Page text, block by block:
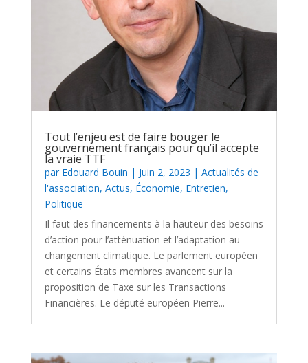
Tout l’enjeu est de faire bouger le
gouvernement français pour qu’il accepte
la vraie TTF
par Edouard Bouin | Juin 2, 2023 | Actualités de
l'association, Actus, Économie, Entretien,
Politique
Il faut des financements à la hauteur des besoins
d’action pour l’atténuation et l’adaptation au
changement climatique. Le parlement européen
et certains États membres avancent sur la
proposition de Taxe sur les Transactions
Financières. Le député européen Pierre...